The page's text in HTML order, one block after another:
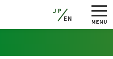
JP
EN